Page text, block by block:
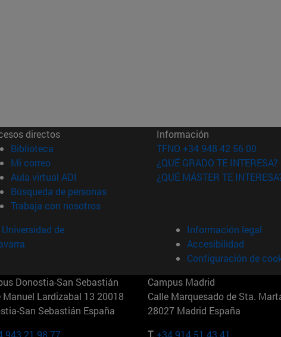
directos
Biblioteca (abre en nueva ventana)
Mi correo(abre en nueva ventana)
Aula virtual ADI (abre en nueva ventana)
Búsqueda de personas(abre en nueva ventana)
Trabaja con nosotros(abre en nueva ventana)
Información
TFNO +34 948 42 56 00
¿QUÉ GRADO TE INTERESA?
¿QUÉ MÁSTER TE
de
Información legal
Accesibilidad
Configuración de
Donostia-San Sebastián
Manuel Lardizabal 13 20018
San Sebastián España
943 21 98 77
Campus Madrid
Calle Marquesado de Sta.
28027 Madrid España
T. +34 914 51 43 41